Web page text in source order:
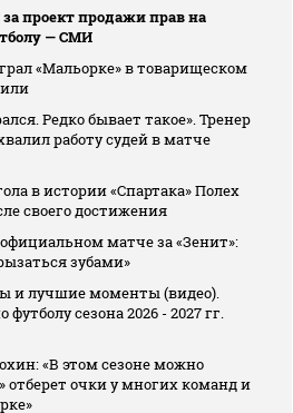
проект продажи прав на
— СМИ
«Мальорке» в товарищеском
Редко бывает такое». Тренер
работу судей в матче
в истории «Спартака» Полех
своего достижения
матче за «Зенит»:
зубами»
и лучшие моменты (видео).
футболу сезона 2026 - 2027 гг.
«В этом сезоне можно
отберет очки у многих команд и